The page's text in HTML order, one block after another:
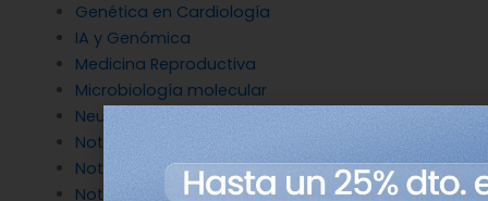
Genética en Cardiología
IA y Genómica
Medicina Reproductiva
Microbiología molecular
Neurociencia
Noticias de Genotipia
Noticias de investigación
Noticias patrocinadas